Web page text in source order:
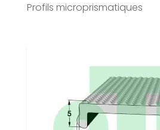
Profils microprismatiques